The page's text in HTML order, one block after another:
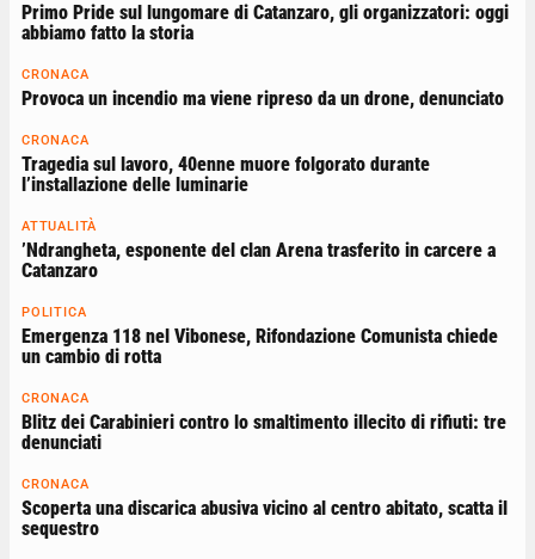
Primo Pride sul lungomare di Catanzaro, gli organizzatori: oggi
abbiamo fatto la storia
CRONACA
Provoca un incendio ma viene ripreso da un drone, denunciato
CRONACA
Tragedia sul lavoro, 40enne muore folgorato durante
l’installazione delle luminarie
ATTUALITÀ
’Ndrangheta, esponente del clan Arena trasferito in carcere a
Catanzaro
POLITICA
Emergenza 118 nel Vibonese, Rifondazione Comunista chiede
un cambio di rotta
CRONACA
Blitz dei Carabinieri contro lo smaltimento illecito di rifiuti: tre
denunciati
CRONACA
Scoperta una discarica abusiva vicino al centro abitato, scatta il
sequestro